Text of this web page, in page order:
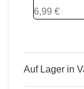
Fluo-Rot /
6,99 €
Auf Lager in